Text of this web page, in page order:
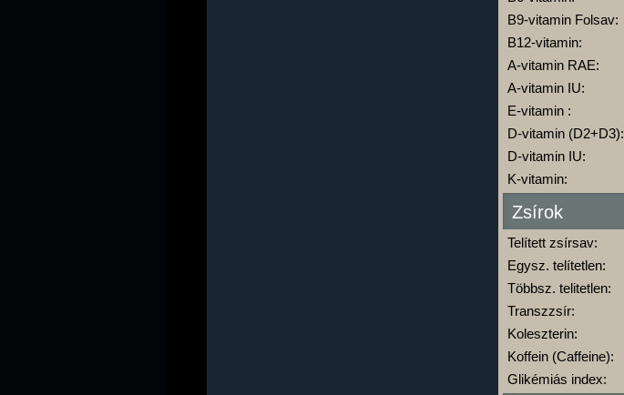
B9-vitamin Folsav:
B12-vitamin:
A-vitamin RAE:
A-vitamin IU:
E-vitamin :
D-vitamin (D2+D3):
D-vitamin IU:
K-vitamin:
Zsírok
Telített zsírsav:
Egysz. telítetlen:
Többsz. telitetlen:
Transzzsír:
Koleszterin:
Koffein (Caffeine):
Glikémiás index: